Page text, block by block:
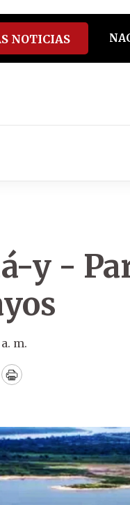
NOTICIAS
y -
m.
Print